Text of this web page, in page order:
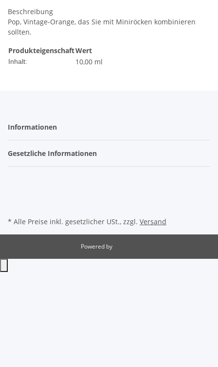
Beschreibung
Pop, Vintage-Orange, das Sie mit Miniröcken kombinieren
sollten.
ProdukteigenschaftWert
Inhalt: 10,00 ml
Informationen
Gesetzliche Informationen
* Alle Preise inkl. gesetzlicher USt., zzgl. Versand
Powered by